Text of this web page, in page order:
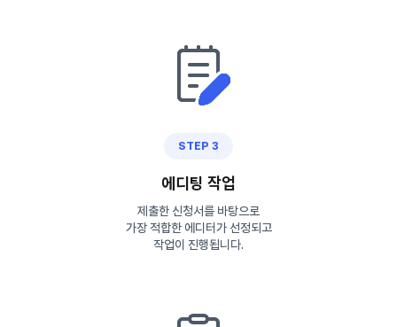
STEP 3
에디팅 작업
제출한 신청서를 바탕으로
가장 적합한 에디터가 선정되고
작업이 진행됩니다.